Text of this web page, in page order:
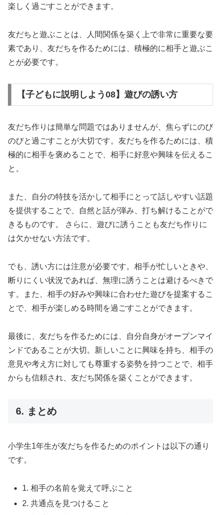
楽しく過ごすことができます。
友だちと遊ぶことは、人間関係を築く上で非常に重要な要
素であり、友だちを作るためには、積極的に相手と遊ぶこ
とが必要です。
【子どもに説明しよう08】遊びの誘い方
友だち作りは簡単な問題ではありませんが、焦らずにのび
のびと過ごすことが大切です。友だちを作るためには、積
極的に相手を褒めることで、相手に好意や興味を伝えるこ
と。
また、自分の特技を活かして相手にとって話しやすい話題
を提供することで、自然と話が弾み、打ち解けることがで
きるものです。 さらに、遊びに誘うことも友だち作りに
は欠かせない方法です。
でも、誘い方には注意が必要です。相手が忙しいときや、
断りにくい状況であれば、無理に誘うことは避けるべきで
す。また、相手の好みや興味に合わせた遊びを提案するこ
とで、相手が楽しめる時間を過ごすことができます。
最後に、友だちを作るためには、自分自身がオープンマイ
ンドであることが大切。新しいことに興味を持ち、相手の
意見や考え方に対しても尊重する姿勢を持つことで、相手
からも信頼され、友だち関係を築くことができます。
6. まとめ
小学生1年生が友だちを作るためのポイントは以下の通り
です。
1. 相手の名前を覚えて呼ぶこと
2. 共通点を見つけること